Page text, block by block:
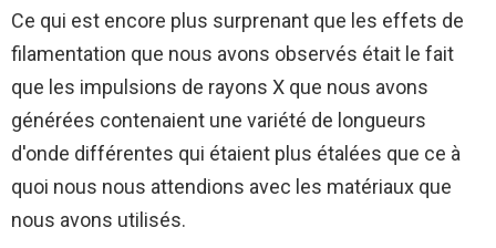
Ce qui est encore plus surprenant que les effets de
filamentation que nous avons observés était le fait
que les impulsions de rayons X que nous avons
générées contenaient une variété de longueurs
d'onde différentes qui étaient plus étalées que ce à
quoi nous nous attendions avec les matériaux que
nous avons utilisés.